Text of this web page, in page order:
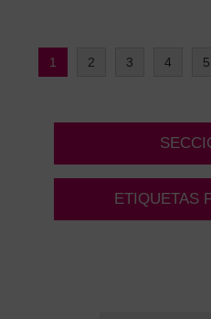
1 2 3 4 5
ETIQUETAS